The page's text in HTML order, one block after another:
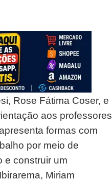
Rose Fátima Coser, e
aos professores
formas com
por meio de
e construir um
Miriam